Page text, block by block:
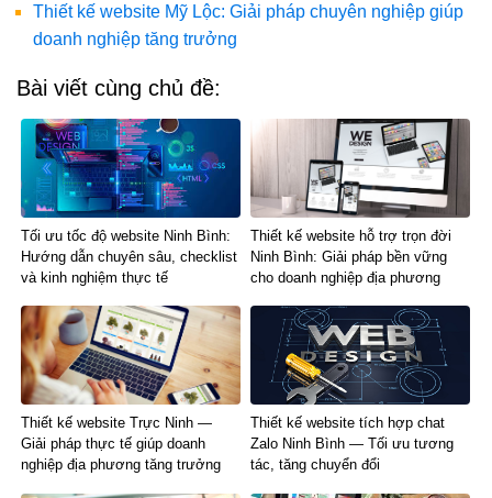
Thiết kế website Mỹ Lộc: Giải pháp chuyên nghiệp giúp
doanh nghiệp tăng trưởng
Bài viết cùng chủ đề:
Tối ưu tốc độ website Ninh Bình:
Hướng dẫn chuyên sâu, checklist
và kinh nghiệm thực tế
Thiết kế website hỗ trợ trọn đời
Ninh Bình: Giải pháp bền vững
cho doanh nghiệp địa phương
Thiết kế website Trực Ninh —
Giải pháp thực tế giúp doanh
nghiệp địa phương tăng trưởng
Thiết kế website tích hợp chat
Zalo Ninh Bình — Tối ưu tương
tác, tăng chuyển đổi